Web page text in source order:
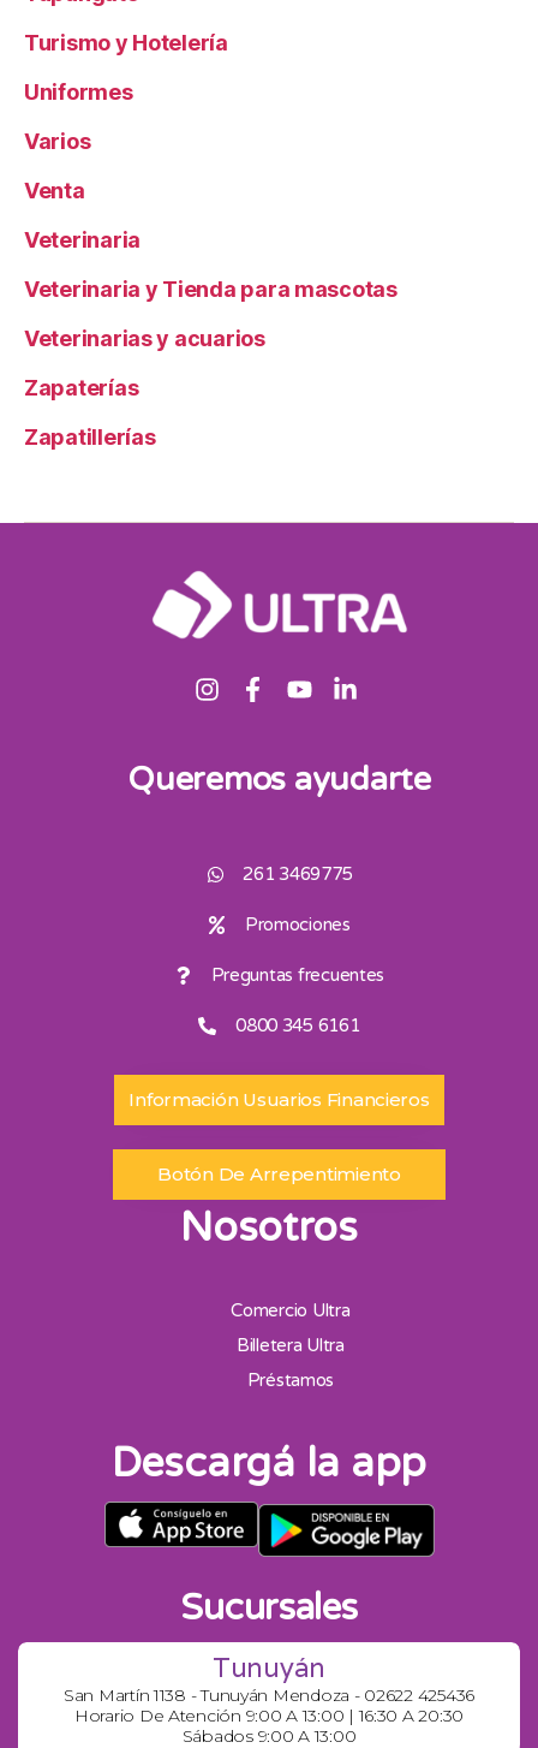
Turismo y Hotelería
Uniformes
Varios
Venta
Veterinaria
Veterinaria y Tienda para mascotas
Veterinarias y acuarios
Zapaterías
Zapatillerías
Queremos ayudarte
261 3469775
Promociones
Preguntas frecuentes
0800 345 6161
Información Usuarios Financieros
Botón De Arrepentimiento
Nosotros
Comercio Ultra
Billetera Ultra
Préstamos
Descargá la app
Sucursales
Tunuyán
San Martín 1138 - Tunuyán Mendoza - 02622 425436
Horario De Atención 9:00 A 13:00 | 16:30 A 20:30
Sábados 9:00 A 13:00